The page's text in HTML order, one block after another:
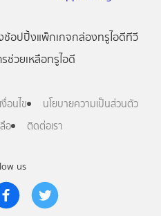
us
ช้อปปิ้งแพ็กเกจกล่องทรูไอดีทีวี
ช่วยเหลือทรูไอดี
อนไข
นโยบายความเป็นส่วนตัว
อ
ติดต่อเรา